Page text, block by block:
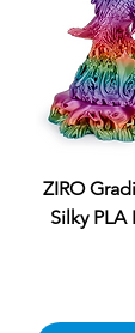
ZIRO
Silky